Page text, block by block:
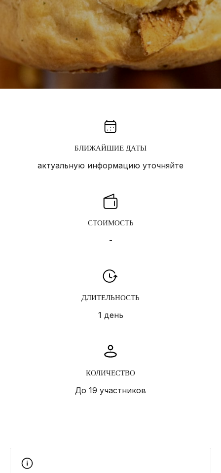
БЛИЖАЙШИЕ ДАТЫ
актуальную информацию уточняйте
СТОИМОСТЬ
-
ДЛИТЕЛЬНОСТЬ
1 день
КОЛИЧЕСТВО
До 19 участников